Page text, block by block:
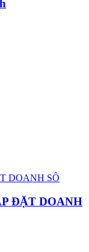
ĐẶT DOANH